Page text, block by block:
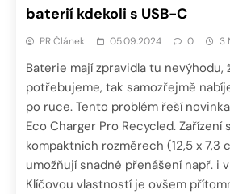
baterií kdekoli s USB-C
PR Článek 05.09.2024 0 3
Baterie mají zpravidla tu nevýhodu,
potřebujeme, tak samozřejmě
po ruce. Tento problém řeší novinka
Eco Charger Pro Recycled. Zařízení
kompaktních rozměrech (12,5 x 7,3
umožňují snadné přenášení např. i
Klíčovou vlastností je ovšem